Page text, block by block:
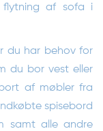
af sofa i
du har behov for
du bor vest eller
af møbler fra
spisebord
samt alle andre